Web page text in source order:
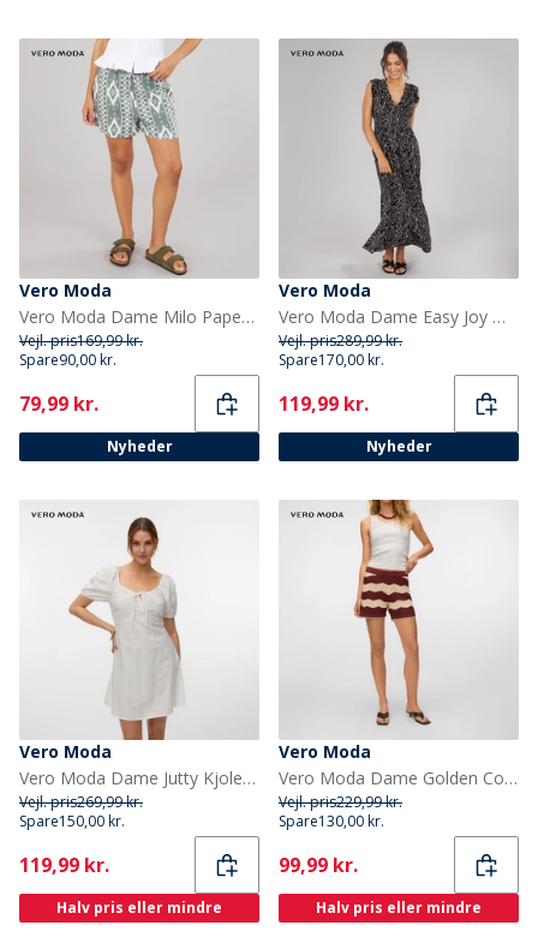
Vero Moda
Vero Moda Dame Milo Paperbag Shorts Laurel Wreath
Vejl. pris169,99 kr.
Spare90,00 kr.
Current
79,99 kr.
Nyheder
Vero Moda
Vero Moda Dame Easy Joy Maxi Kjole Sort
Vejl. pris289,99 kr.
Spare170,00 kr.
Current
119,99 kr.
Nyheder
Vero Moda
Vero Moda Dame Jutty Kjole Snow White
Vejl. pris269,99 kr.
Spare150,00 kr.
Current
119,99 kr.
Halv pris eller mindre
Vero Moda
Vero Moda Dame Golden Cove Shorts Andorra
Vejl. pris229,99 kr.
Spare130,00 kr.
Current
99,99 kr.
Halv pris eller mindre